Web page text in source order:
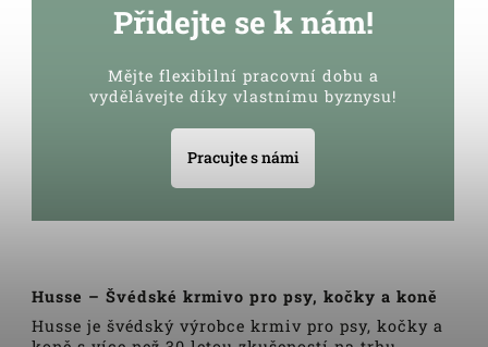
Přidejte se k nám!
Mějte flexibilní pracovní dobu a
vydělávejte díky vlastnímu byznysu!
Pracujte s námi
Husse – Švédské krmivo pro psy, kočky a koně
Husse je švédský výrobce krmiv pro psy, kočky a